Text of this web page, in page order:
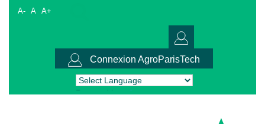
A- A A+
Connexion AgroParisTech
Powered by Translate